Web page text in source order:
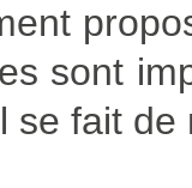
sont
se fait